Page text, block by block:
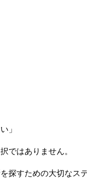
」
ではありません。
探すための大切なス